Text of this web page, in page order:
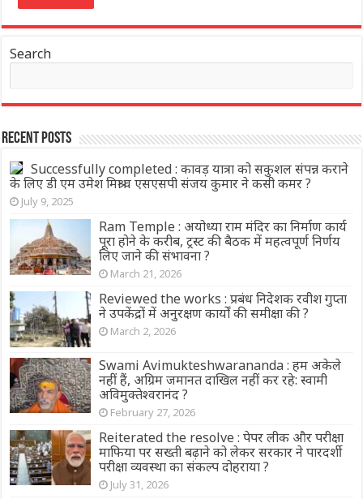
Search
Recent Posts
Successfully completed : कावड़ यात्रा को सकुशल संपन्न कराने
के लिए डी एम उमेश मिश्रा व एसएसपी संजय कुमार ने कसी कमर ?
July 9, 2025
Ram Temple : अयोध्या राम मंदिर का निर्माण कार्य
पूरा होने के करीब, ट्रस्ट की बैठक में महत्वपूर्ण निर्णय
लिए जाने की संभावना ?
March 21, 2026
Reviewed the works : प्रबंध निदेशक रवीश गुप्ता
ने उपकेंद्रों में अनुरक्षण कार्यों की समीक्षा की ?
March 2, 2026
Swami Avimukteshwarananda : हम अकेले
नहीं हैं, अग्रिम जमानत दाखिल नहीं कर रहे: स्वामी
अविमुक्तेश्वरानंद ?
February 27, 2026
Reiterated the resolve : पेपर लीक और परीक्षा
माफिया पर सख्ती बढ़ाने को लेकर सरकार ने पारदर्शी
परीक्षा व्यवस्था का संकल्प दोहराया ?
July 31, 2026